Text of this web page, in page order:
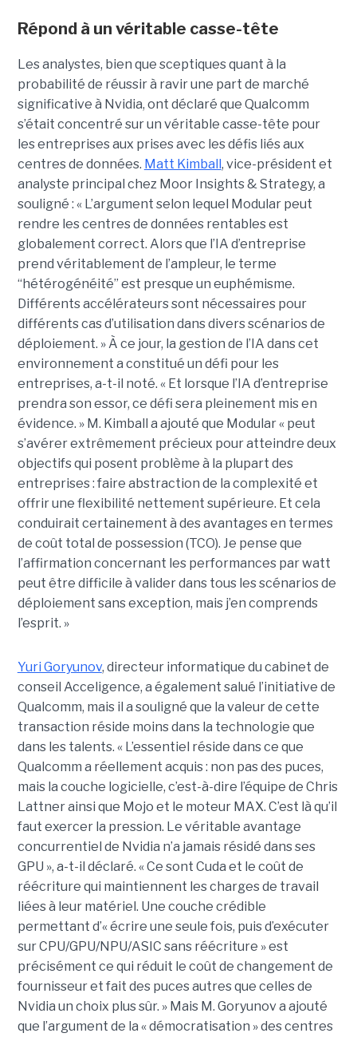
Répond à un véritable casse-tête
Les analystes, bien que sceptiques quant à la
probabilité de réussir à ravir une part de marché
significative à Nvidia, ont déclaré que Qualcomm
s’était concentré sur un véritable casse-tête pour
les entreprises aux prises avec les défis liés aux
centres de données. Matt Kimball, vice-président et
analyste principal chez Moor Insights & Strategy, a
souligné : « L’argument selon lequel Modular peut
rendre les centres de données rentables est
globalement correct. Alors que l’IA d’entreprise
prend véritablement de l’ampleur, le terme
“hétérogénéité” est presque un euphémisme.
Différents accélérateurs sont nécessaires pour
différents cas d’utilisation dans divers scénarios de
déploiement. » À ce jour, la gestion de l’IA dans cet
environnement a constitué un défi pour les
entreprises, a-t-il noté. « Et lorsque l’IA d’entreprise
prendra son essor, ce défi sera pleinement mis en
évidence. » M. Kimball a ajouté que Modular « peut
s’avérer extrêmement précieux pour atteindre deux
objectifs qui posent problème à la plupart des
entreprises : faire abstraction de la complexité et
offrir une flexibilité nettement supérieure. Et cela
conduirait certainement à des avantages en termes
de coût total de possession (TCO). Je pense que
l’affirmation concernant les performances par watt
peut être difficile à valider dans tous les scénarios de
déploiement sans exception, mais j’en comprends
l’esprit. »
Yuri Goryunov, directeur informatique du cabinet de
conseil Acceligence, a également salué l’initiative de
Qualcomm, mais il a souligné que la valeur de cette
transaction réside moins dans la technologie que
dans les talents. « L’essentiel réside dans ce que
Qualcomm a réellement acquis : non pas des puces,
mais la couche logicielle, c’est-à-dire l’équipe de Chris
Lattner ainsi que Mojo et le moteur MAX. C’est là qu’il
faut exercer la pression. Le véritable avantage
concurrentiel de Nvidia n’a jamais résidé dans ses
GPU », a-t-il déclaré. « Ce sont Cuda et le coût de
réécriture qui maintiennent les charges de travail
liées à leur matériel. Une couche crédible
permettant d’« écrire une seule fois, puis d’exécuter
sur CPU/GPU/NPU/ASIC sans réécriture » est
précisément ce qui réduit le coût de changement de
fournisseur et fait des puces autres que celles de
Nvidia un choix plus sûr. » Mais M. Goryunov a ajouté
que l’argument de la « démocratisation » des centres